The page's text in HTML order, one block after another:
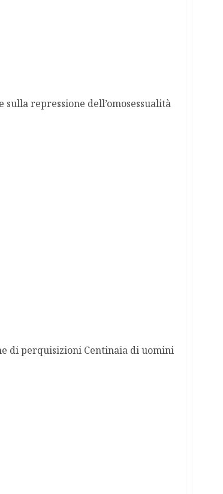
sulla repressione dell’omosessualità
di perquisizioni Centinaia di uomini